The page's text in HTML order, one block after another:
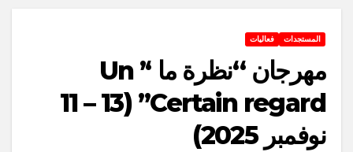
المستجدات فعاليات
مهرجان “نظرة ما ‘’ Un
Certain regard’’ (11 – 13
نوفمبر 2025)